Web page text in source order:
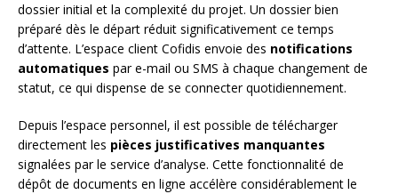
dossier initial et la complexité du projet. Un dossier bien
préparé dès le départ réduit significativement ce temps
d’attente. L’espace client Cofidis envoie des notifications
automatiques par e-mail ou SMS à chaque changement de
statut, ce qui dispense de se connecter quotidiennement.
Depuis l’espace personnel, il est possible de télécharger
directement les pièces justificatives manquantes
signalées par le service d’analyse. Cette fonctionnalité de
dépôt de documents en ligne accélère considérablement le